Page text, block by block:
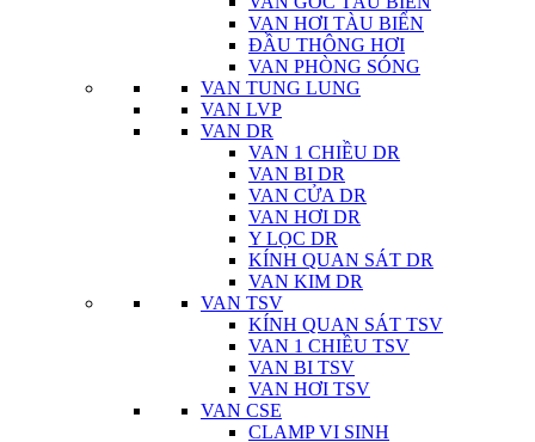
VAN HƠI TÀU BIỂN
ĐẦU THÔNG HƠI
VAN PHÒNG SÓNG
VAN TUNG LUNG
VAN LVP
VAN DR
VAN 1 CHIỀU DR
VAN BI DR
VAN CỬA DR
VAN HƠI DR
Y LỌC DR
KÍNH QUAN SÁT DR
VAN KIM DR
VAN TSV
KÍNH QUAN SÁT TSV
VAN 1 CHIỀU TSV
VAN BI TSV
VAN HƠI TSV
VAN CSE
CLAMP VI SINH